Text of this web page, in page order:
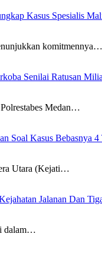
Kasus Spesialis
komitmennya…
Senilai Ratusan
Medan…
Kasus Bebasnya
Utara (Kejati…
Jalanan Dan
dalam…